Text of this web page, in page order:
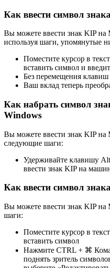
Как ввести символ
Вы можете ввести знак KIP на
используя шаги, упомянутые
Поместите курсор в
вставить символ и
Без перемещения клавиш
Ваш вклад теперь
Как набрать символ
Windows
Вы можете ввести знак KIP на
следующие шаги:
Удерживайте клавишу
ввести знак KIP на
Как ввести символ
Вы можете ввести знак KIP на
шаги:
Поместите курсор в
вставить символ
Нажмите CTRL + ⌘
поднять зритель